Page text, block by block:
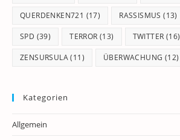
QUERDENKEN721 (17) RASSISMUS (13)
SPD (39) TERROR (13) TWITTER (16)
ZENSURSULA(11) ÜBERWACHUNG (12)
Kategorien
Allgemein